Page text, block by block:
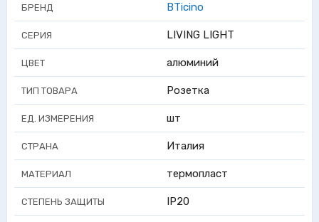
БРЕНД BTicino
СЕРИЯ LIVING LIGHT
ЦВЕТ алюминий
ТИП ТОВАРА Розетка
ЕД. ИЗМЕРЕНИЯ шт
СТРАНА Италия
МАТЕРИАЛ термопласт
СТЕПЕНЬ ЗАЩИТЫ IP20